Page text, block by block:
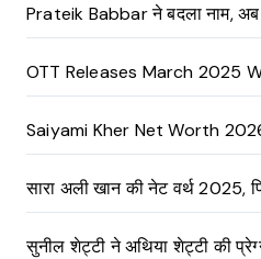
Prateik Babbar ने बदला नाम,
OTT Releases March 2025
Saiyami Kher Net Worth 2026:
सारा अली खान की नेट वर्थ 2025,
सुनील शेट्टी ने अथिया शेट्टी की